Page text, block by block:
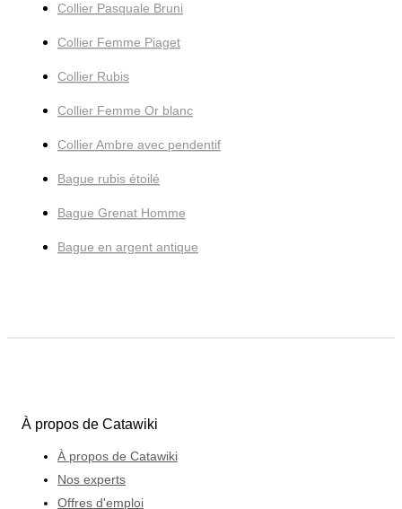
Collier Pasquale Bruni
Collier Femme Piaget
Collier Rubis
Collier Femme Or blanc
Collier Ambre avec pendentif
Bague rubis étoilé
Bague Grenat Homme
Bague en argent antique
À propos de Catawiki
À propos de Catawiki
Nos experts
Offres d'emploi